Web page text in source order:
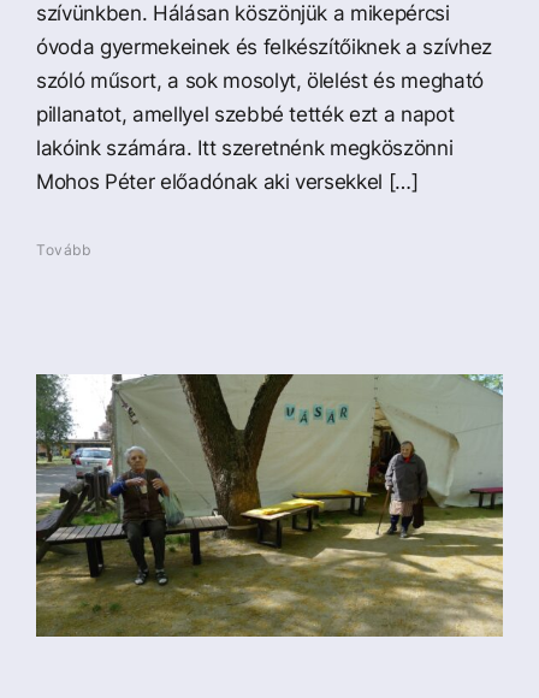
szívünkben. Hálásan köszönjük a mikepércsi
óvoda gyermekeinek és felkészítőiknek a szívhez
szóló műsort, a sok mosolyt, ölelést és megható
pillanatot, amellyel szebbé tették ezt a napot
lakóink számára. Itt szeretnénk megköszönni
Mohos Péter előadónak aki versekkel […]
Tovább